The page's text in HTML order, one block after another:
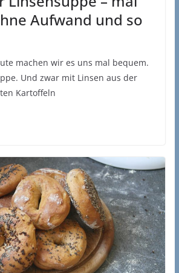
Aufwand und so
machen wir es uns mal bequem.
Und zwar mit Linsen aus der
Kartoffeln